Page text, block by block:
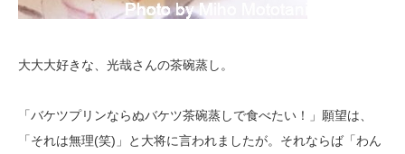
大大大好きな、光哉さんの茶碗蒸し。
「バケツプリンならぬバケツ茶碗蒸しで食べたい！」願望は、
「それは無理(笑)」と大将に言われましたが。それならば「わん